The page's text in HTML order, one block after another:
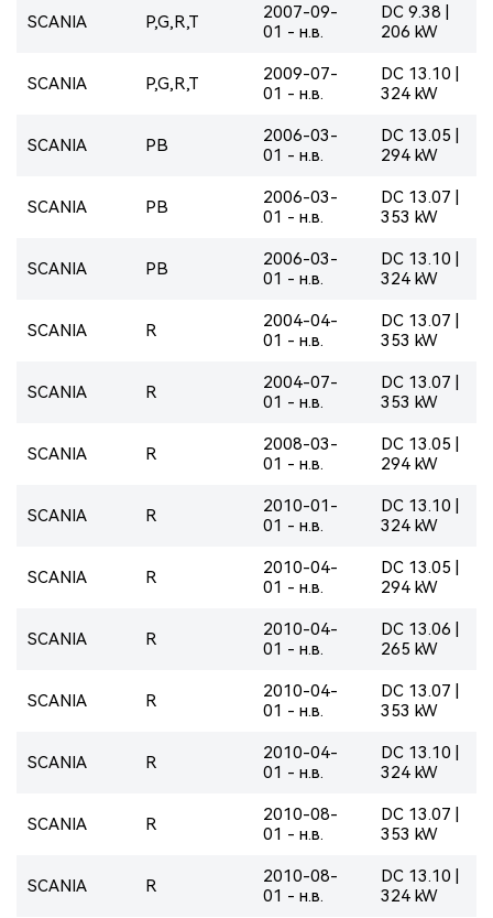
SCANIA P,G,R,T
2007-09-
01 - н.в.
DC 9.38 |
206 kW
SCANIA P,G,R,T
2009-07-
01 - н.в.
DC 13.10 |
324 kW
SCANIA PB
2006-03-
01 - н.в.
DC 13.05 |
294 kW
SCANIA PB
2006-03-
01 - н.в.
DC 13.07 |
353 kW
SCANIA PB
2006-03-
01 - н.в.
DC 13.10 |
324 kW
SCANIA R
2004-04-
01 - н.в.
DC 13.07 |
353 kW
SCANIA R
2004-07-
01 - н.в.
DC 13.07 |
353 kW
SCANIA R
2008-03-
01 - н.в.
DC 13.05 |
294 kW
SCANIA R
2010-01-
01 - н.в.
DC 13.10 |
324 kW
SCANIA R
2010-04-
01 - н.в.
DC 13.05 |
294 kW
SCANIA R
2010-04-
01 - н.в.
DC 13.06 |
265 kW
SCANIA R
2010-04-
01 - н.в.
DC 13.07 |
353 kW
SCANIA R
2010-04-
01 - н.в.
DC 13.10 |
324 kW
SCANIA R
2010-08-
01 - н.в.
DC 13.07 |
353 kW
SCANIA R
2010-08-
01 - н.в.
DC 13.10 |
324 kW